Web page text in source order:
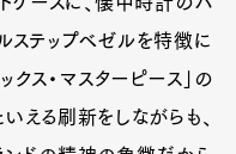
ステップベゼルを特徴に
クス・マスターピース」の
える刷新をしながらも、